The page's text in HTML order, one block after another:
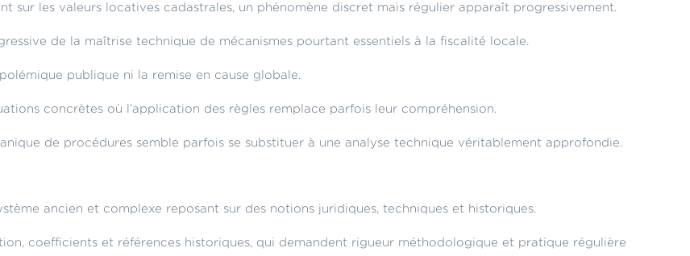
sur les valeurs locatives cadastrales, un phénomène discret mais régulier apparaît progressivement.
de la maîtrise technique de mécanismes pourtant essentiels à la fiscalité locale.
publique ni la remise en cause globale.
concrètes où l’application des règles remplace parfois leur compréhension.
de procédures semble parfois se substituer à une analyse technique véritablement approfondie.
ancien et complexe reposant sur des notions juridiques, techniques et historiques.
coefficients et références historiques, qui demandent rigueur méthodologique et pratique régulière